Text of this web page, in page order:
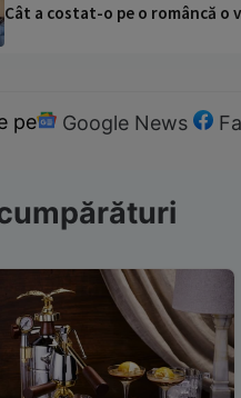
Cât a costat-o pe o româncă o
pe Google News